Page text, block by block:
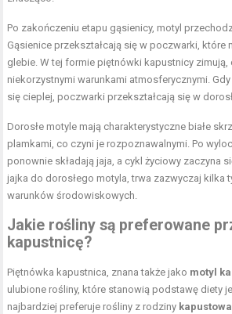
Po zakończeniu etapu gąsienicy, motyl
Gąsienice przekształcają się w poczwarki, które
glebie. W tej formie piętnówki kapustnicy zimują,
niekorzystnymi warunkami atmosferycznymi.
się cieplej, poczwarki przekształcają się w
Dorosłe motyle mają charakterystyczne białe
plamkami, co czyni je rozpoznawalnymi. Po
ponownie składają jaja, a cykl życiowy zaczyna
jajka do dorosłego motyla, trwa zazwyczaj kilka
warunków środowiskowych.
Jakie rośliny są preferowane
kapustnicę?
Piętnówka kapustnica, znana także jako motyl
ulubione rośliny, które stanowią podstawę diety
najbardziej preferuje rośliny z rodziny